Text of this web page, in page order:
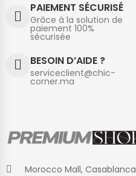
PAIEMENT SÉCURISÉ
Grâce à la solution de
paiement 100%
sécurisée
BESOIN D’AIDE ?
serviceclient@chic-
corner.ma
Morocco Mall, Casablanca